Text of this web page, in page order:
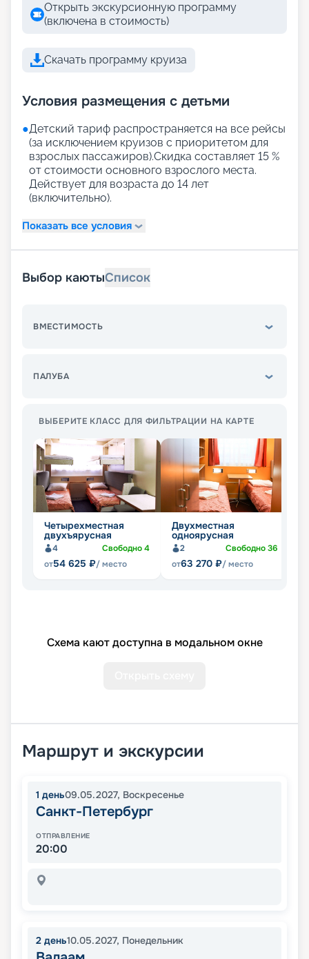
Открыть экскурсионную программу
(включена в стоимость)
Скачать программу круиза
Условия размещения с детьми
●Детский тариф распространяется на все рейсы
(за исключением круизов с приоритетом для
взрослых пассажиров).Скидка составляет 15 %
от стоимости основного взрослого места.
Действует для возраста до 14 лет
(включительно).
Показать все условия
Выбор каютыСписок
ВМЕСТИМОСТЬ
ПАЛУБА
ВЫБЕРИТЕ КЛАСС ДЛЯ ФИЛЬТРАЦИИ НА КАРТЕ
Четырехместная
двухъярусная
4 Свободно4
от54 625 ₽/ место
Двухместная
одноярусная
2 Свободно36
от63 270 ₽/ место
Схема кают доступна в модальном окне
Маршрут и экскурсии
1 день09.05.2027, Воскресенье
Санкт-Петербург
ОТПРАВЛЕНИЕ
20:00
2 день10.05.2027, Понедельник